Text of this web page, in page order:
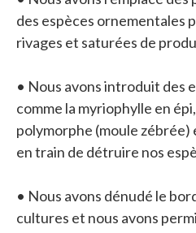
des espèces ornementales
rivages et saturées de
• Nous avons introduit des
comme la myriophylle en
polymorphe (moule zébrée)
en train de détruire nos
• Nous avons dénudé le
cultures et nous avons